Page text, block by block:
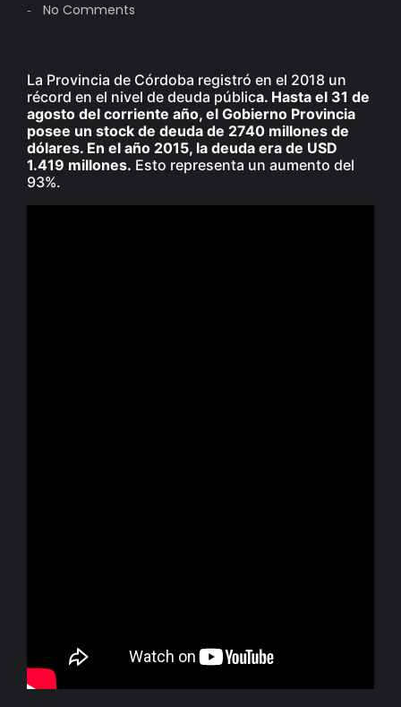
- No Comments
La Provincia de Córdoba registró en el 2018 un
récord en el nivel de deuda pública. Hasta el 31 de
agosto del corriente año, el Gobierno Provincia
posee un stock de deuda de 2740 millones de
dólares. En el año 2015, la deuda era de USD
1.419 millones. Esto representa un aumento del
93%.